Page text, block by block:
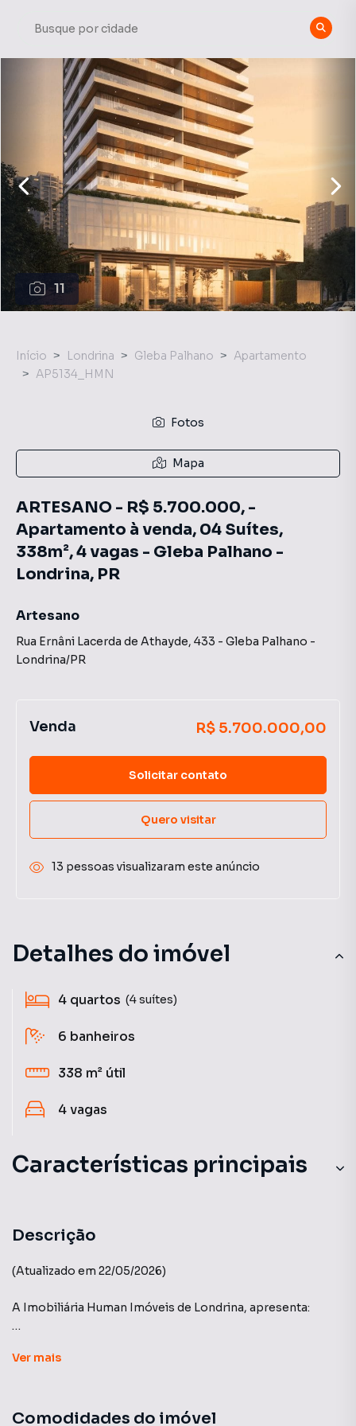
11
Detalhes do imóvel
4 quartos (4 suítes)
6 banheiros
338 m² útil
4vagas
Características principais
Sala de Massagem
Andar Alto
Sala de Pilates
Descrição
(Atualizado em 22/05/2026)
A Imobiliária Human Imóveis de Londrina, apresenta:
integradas, espaço gourmet integrado as salas, sacada
Ver mais
Comodidades do imóvel
Início Londrina Gleba Palhano
Apartamento
AP5134_HMN
Fotos
Mapa
ARTESANO - R$ 5.700.000, -
Apartamento à venda, 04 Suítes,
338m², 4 vagas - Gleba Palhano -
Londrina, PR
Artesano
Rua Ernâni Lacerda de Athayde, 433 - Gleba Palhano -
Londrina/PR
Venda R$ 5.700.000,00
Solicitar contato
Quero visitar
13 pessoas visualizaram este anúncio